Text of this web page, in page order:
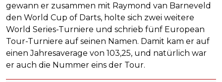
gewann er zusammen mit Raymond van Barneveld
den World Cup of Darts, holte sich zwei weitere
World Series-Turniere und schrieb fünf European
Tour-Turniere auf seinen Namen. Damit kam er auf
einen Jahresaverage von 103,25, und natürlich war
er auch die Nummer eins der Tour.